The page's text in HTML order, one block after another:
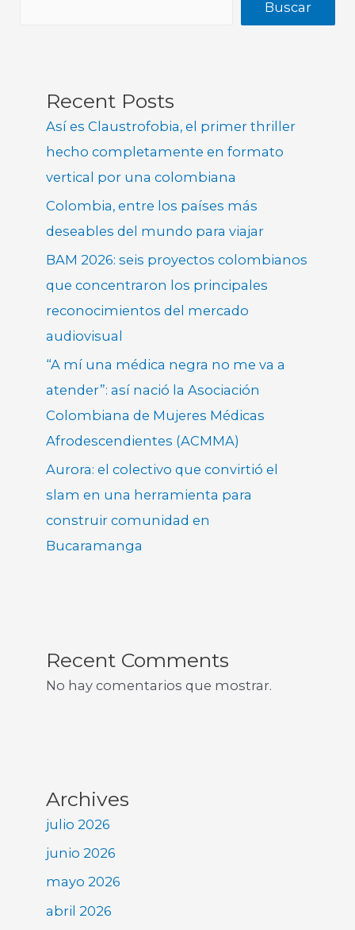
Buscar
Recent Posts
Así es Claustrofobia, el primer thriller
hecho completamente en formato
vertical por una colombiana
Colombia, entre los países más
deseables del mundo para viajar
BAM 2026: seis proyectos colombianos
que concentraron los principales
reconocimientos del mercado
audiovisual
“A mí una médica negra no me va a
atender”: así nació la Asociación
Colombiana de Mujeres Médicas
Afrodescendientes (ACMMA)
Aurora: el colectivo que convirtió el
slam en una herramienta para
construir comunidad en
Bucaramanga
Recent Comments
No hay comentarios que mostrar.
Archives
julio 2026
junio 2026
mayo 2026
abril 2026